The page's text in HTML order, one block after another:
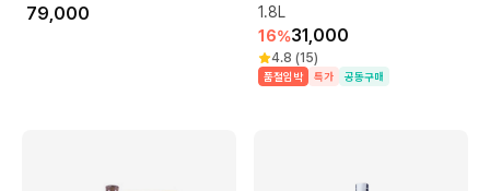
79,000
1.8L
16%31,000
4.8 (15)
품절임박 특가 공동구매